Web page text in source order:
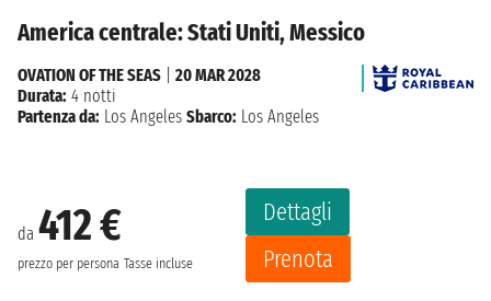
America centrale: Stati Uniti, Messico
da 412 €
prezzo per persona Tasse incluse
Dettagli
Prenota
OVATION OF THE SEAS
20 MAR 2028
Durata: 4 notti
Partenza da: Los Angeles Sbarco: Los Angeles